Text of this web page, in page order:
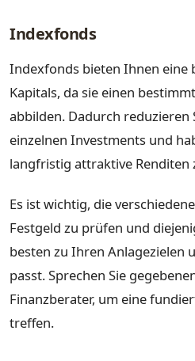
Indexfonds
Indexfonds bieten Ihnen eine
Kapitals, da sie einen
abbilden. Dadurch reduzieren
einzelnen Investments und
langfristig attraktive Renditen
Es ist wichtig, die
Festgeld zu prüfen und
besten zu Ihren Anlagezielen
passt. Sprechen Sie
Finanzberater, um eine
treffen.